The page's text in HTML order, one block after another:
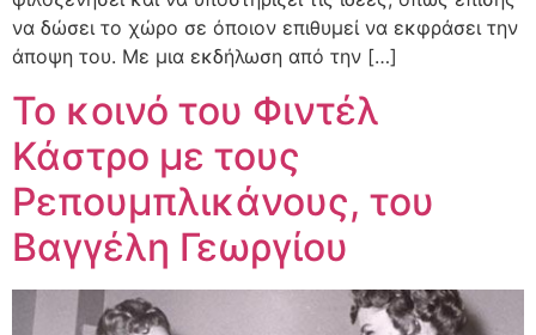
να δώσει το χώρο σε όποιον επιθυμεί να εκφράσει την
άποψη του. Με μια εκδήλωση από την […]
Το κοινό του Φιντέλ
Κάστρο με τους
Ρεπουμπλικάνους, του
Βαγγέλη Γεωργίου